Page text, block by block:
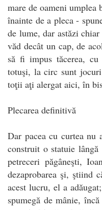
mare de oameni
înainte de a pleca -
de lume, dar astăzi
văd decât un cap, de
să fi impus tăcerea,
totuşi, la circ sunt
toţii aţi alergat aici, în
Plecarea definitivă
Dar pacea cu curtea nu
construit o statuie
petreceri păgâneşti,
dezaprobarea şi, ştiind
acest lucru, el a
spumegă de mânie,